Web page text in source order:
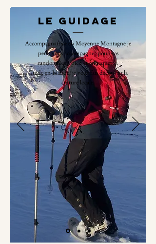
Le Guidage
Accompagnatrice en Moyenne Montagne je
peux vous accompagner pour vos
randonnées à pied et en raquette.
Guide en Islande, je vous fais découvrir la
culture locale.